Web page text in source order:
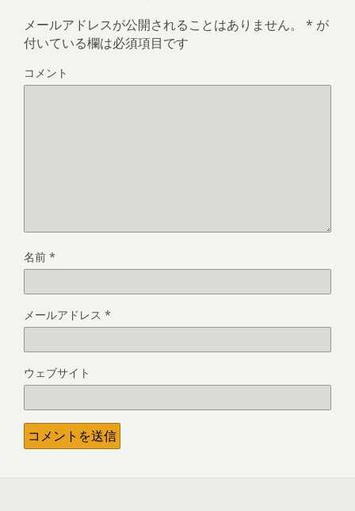
メールアドレスが公開されることはありません。 * が
付いている欄は必須項目です
コメント
名前 *
メールアドレス *
ウェブサイト